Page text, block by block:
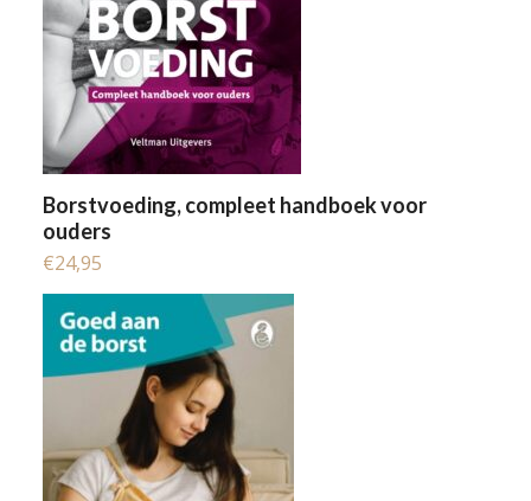
Borstvoeding, compleet handboek voor
ouders
€24,95